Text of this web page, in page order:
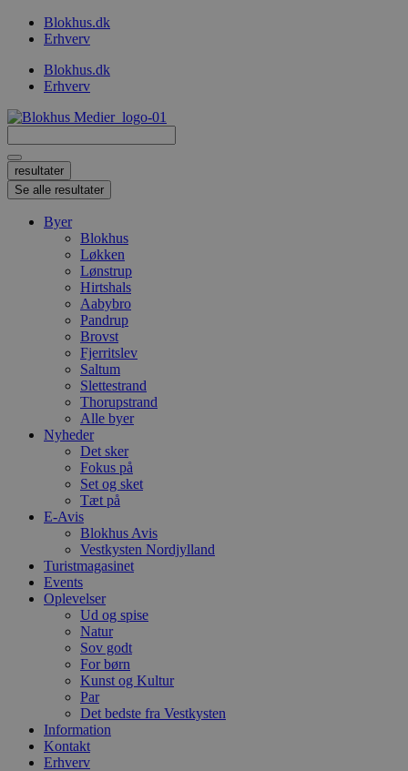
VidereBlokhus.dk
Erhverv
Blokhus.dk
Erhverv
...
resultater
Se alle resultater
Byer
Blokhus
Løkken
Lønstrup
Hirtshals
Aabybro
Pandrup
Brovst
Fjerritslev
Saltum
Slettestrand
Thorupstrand
Alle byer
Nyheder
Det sker
Fokus på
Set og sket
Tæt på
E-Avis
Blokhus Avis
Vestkysten Nordjylland
Turistmagasinet
Events
Oplevelser
Ud og spise
Natur
Sov godt
For børn
Kunst og Kultur
Par
Det bedste fra Vestkysten
Information
Kontakt
Erhverv